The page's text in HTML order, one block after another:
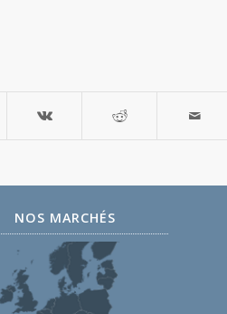
NOS MARCHÉS